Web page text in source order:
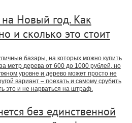
на Новый год. Как
и сколько это стоит
базары, на которых можно купить
метр дерева от 600 до 1000 рублей, но
уровне и дерево может просто не
вариант – поехать и самому срубить
это и не нарваться на штраф.
без единственной